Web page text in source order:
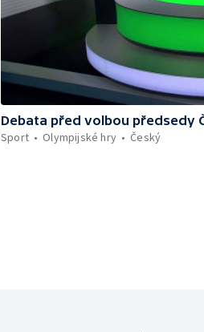
Debata před volbou předsedy
Sport
Olympijské hry Český